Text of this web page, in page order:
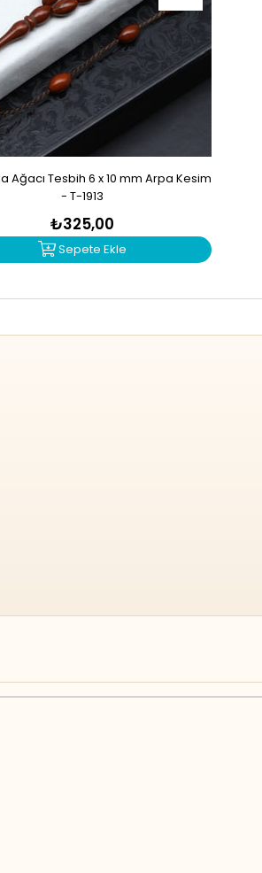
Ağacı Tesbih 6 x 10 mm Arpa Kesim
- T-1913
₺325,00
Sepete Ekle